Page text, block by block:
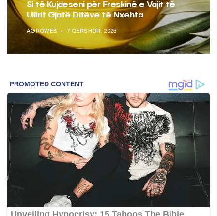
Si të Kujdeseni për Freskinë e Vajit të
Ullirit Gjatë Ditëve të Nxehta
AGROWEB 7 QERSHOR, 2025